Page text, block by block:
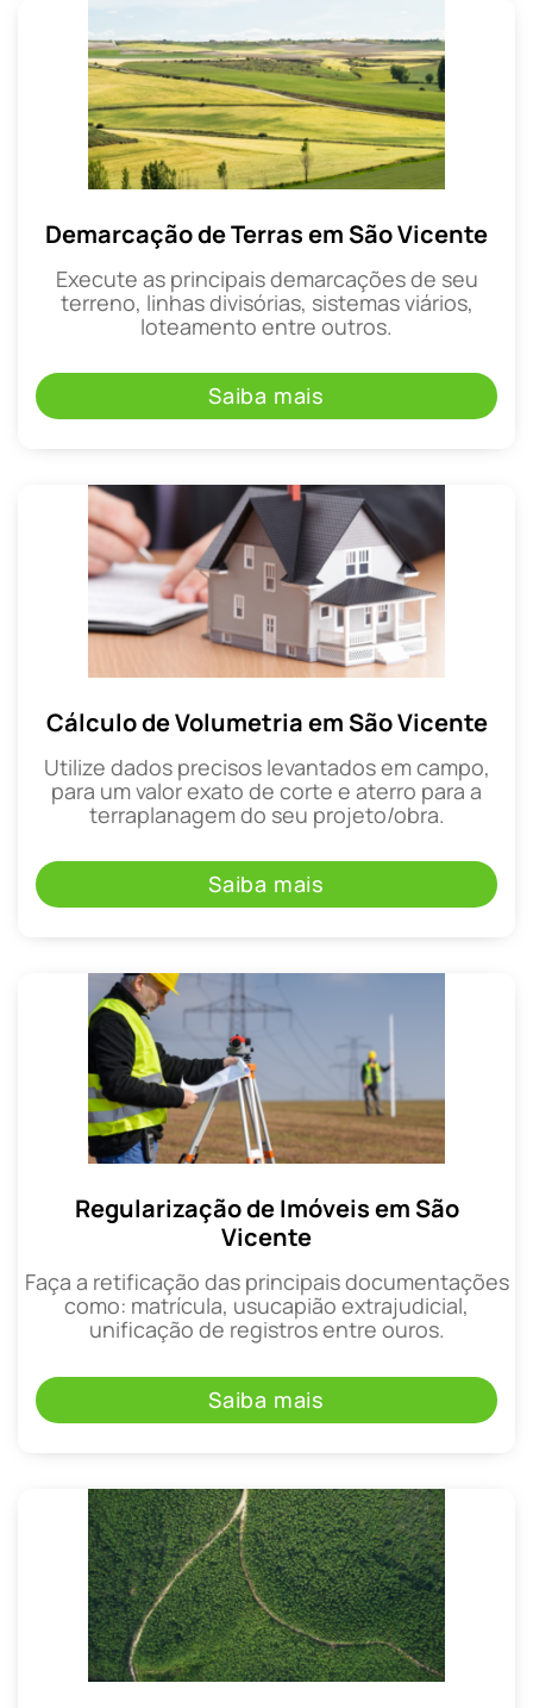
Demarcação de Terras em São Vicente
Execute as principais demarcações de seu
terreno, linhas divisórias, sistemas viários,
loteamento entre outros.
Saiba mais
Cálculo de Volumetria em São Vicente
Utilize dados precisos levantados em campo,
para um valor exato de corte e aterro para a
terraplanagem do seu projeto/obra.
Saiba mais
Regularização de Imóveis em São
Vicente
Faça a retificação das principais documentações
como: matrícula, usucapião extrajudicial,
unificação de registros entre ouros.
Saiba mais